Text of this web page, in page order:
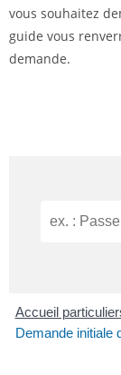
vous souhaitez
guide vous
demande.
Accueil
Demande initiale